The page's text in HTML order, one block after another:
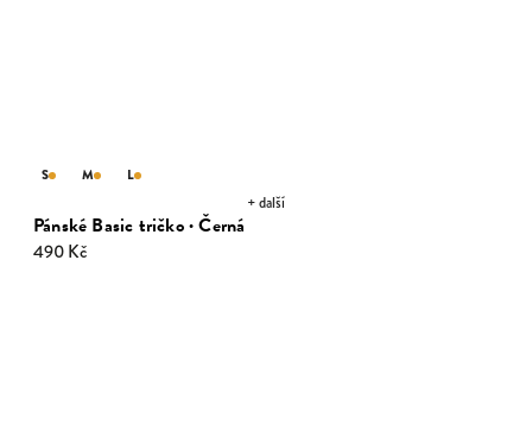
Pánské Basic tričko · Černá
490 Kč
S M L
+ další